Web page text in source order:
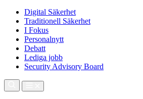
Digital Säkerhet
Traditionell Säkerhet
I Fokus
Personalnytt
Debatt
Lediga jobb
Security Advisory Board